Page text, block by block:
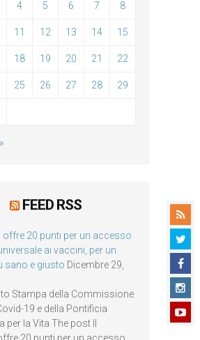
4 5 6 7 8
11 12 13 14 15
18 19 20 21 22
25 26 27 28 29
FEED RSS
offre 20 punti per un accesso
ai vaccini, per un
sano e giusto Dicembre 29,
Stampa della Commissione
19 e della Pontificia
per la Vita The post Il